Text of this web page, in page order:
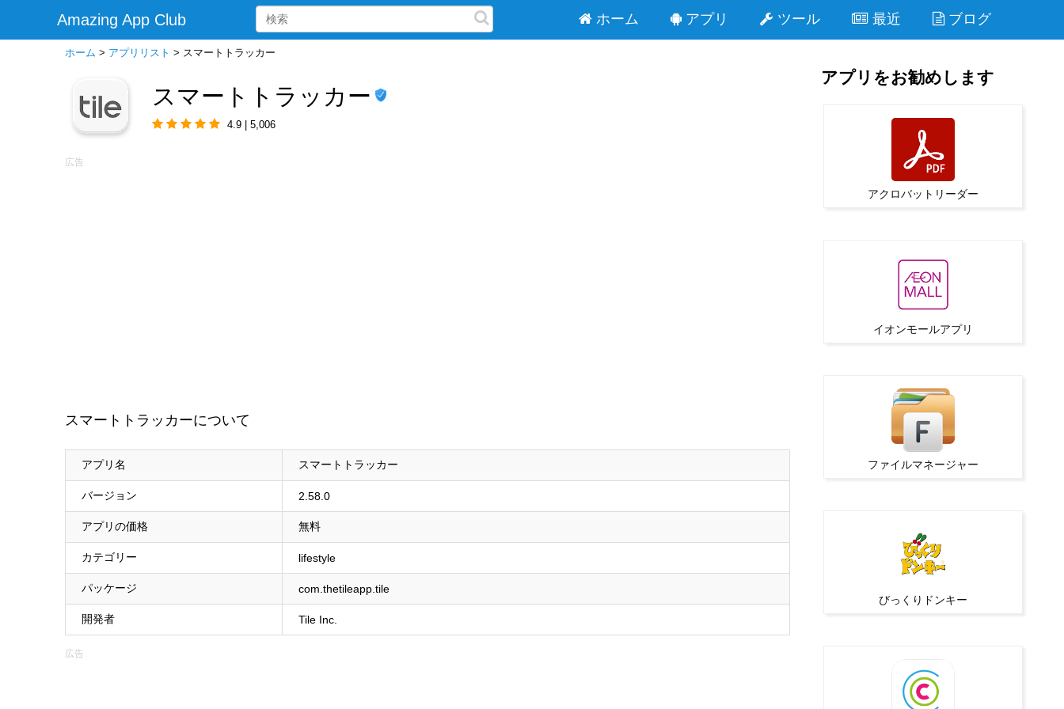
Amazing App Club ホーム アプリ ツール 最近 ブログ
ホーム > アプリリスト > スマートトラッカー
スマートトラッカー
4.9 | 5,006
広告
スマートトラッカーについて
アプリ名 スマートトラッカー
バージョン 2.58.0
アプリの価格 無料
カテゴリー lifestyle
パッケージ com.thetileapp.tile
開発者 Tile Inc.
広告
アプリをお勧めします
アクロバットリーダー
イオンモールアプリ
ファイルマネージャー
びっくりドンキー